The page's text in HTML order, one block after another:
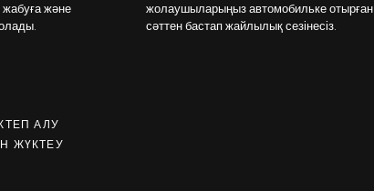
жабуға және
жолаушыларыңыз автомобильке отырған
сәттен бастап жайлылық сезінесіз.
АЛУ
ЖҮКТЕУ